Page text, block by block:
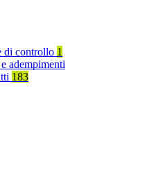
di controllo 1
adempimenti
183